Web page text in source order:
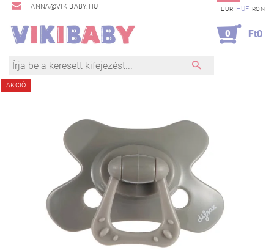
ANNA@VIKIBABY.HU EUR HUF RON
0 Ft0
AKCIÓ